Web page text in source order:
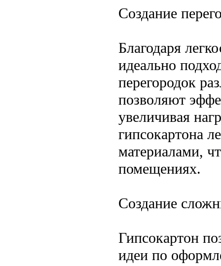
Создание
Благодаря
идеально
перегородок
позволяют
увеличивая
гипсокартона
материалами,
помещениях.
Создание
Гипсокартон
идеи по